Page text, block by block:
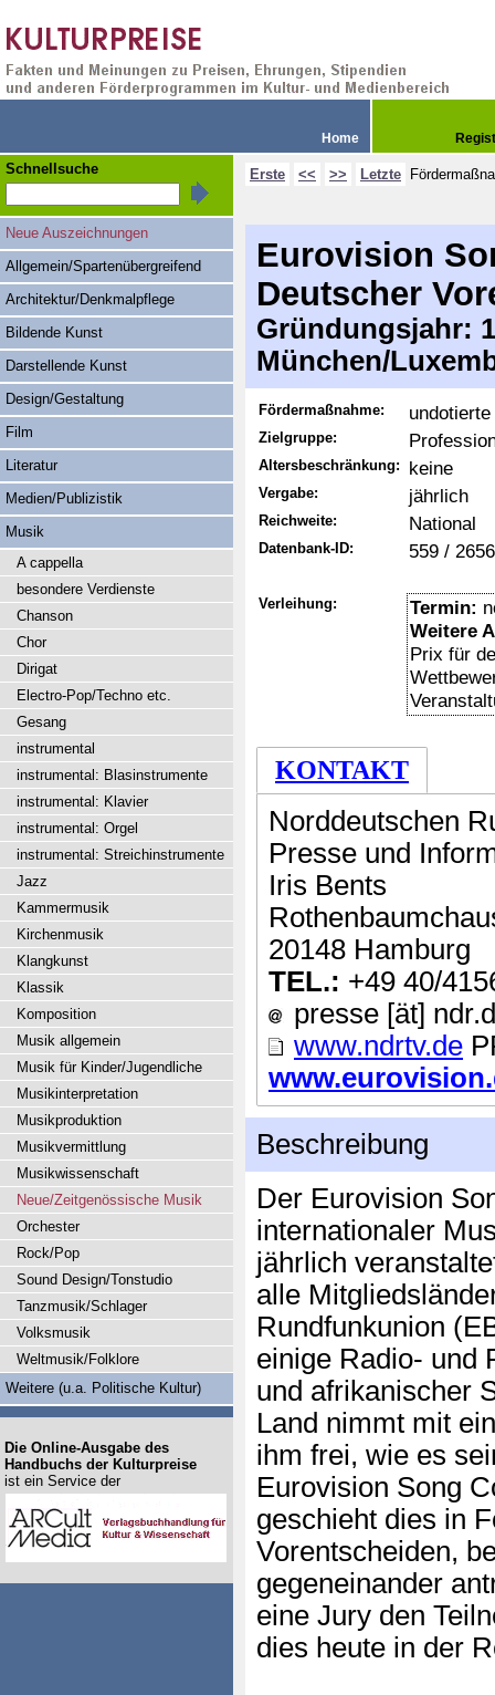
Home
Erste << >> Letzte
Eurovision
Deutscher
Gründungsjahr:
München/
Fördermaßnahme:
Zielgruppe:
Altersbeschränkung: keine
Vergabe: jährlich
Reichweite: National
Datenbank-ID: 559 / 2656
Verleihung: Termin:
Weitere
Prix für
KONTAKT
Norddeutschen
Presse und
Iris Bents
20148 Hamburg
TEL.: +49 40/
presse [ät]
www.ndrtv.de
Beschreibung
Der Eurovision
internationaler
jährlich
alle
Rundfunkunion
einige Radio- und
und afrikanischer
Land nimmt mit
ihm frei, wie es
Eurovision Song
geschieht dies in
Vorentscheiden,
gegeneinander
eine Jury den
dies heute in der
Schnellsuche
Neue Auszeichnungen
Allgemein/Spartenübergreifend
Architektur/Denkmalpflege
Bildende Kunst
Darstellende Kunst
Design/Gestaltung
Film
Literatur
Medien/Publizistik
Musik
A cappella
besondere Verdienste
Chanson
Chor
Dirigat
Electro-Pop/Techno etc.
Gesang
instrumental
instrumental: Blasinstrumente
instrumental: Klavier
instrumental: Orgel
instrumental: Streichinstrumente
Jazz
Kammermusik
Kirchenmusik
Klangkunst
Klassik
Komposition
Musik allgemein
Musik für Kinder/Jugendliche
Musikinterpretation
Musikproduktion
Musikvermittlung
Musikwissenschaft
Neue/Zeitgenössische Musik
Orchester
Rock/Pop
Sound Design/Tonstudio
Tanzmusik/Schlager
Volksmusik
Weltmusik/Folklore
Weitere (u.a. Politische Kultur)
Die Online-Ausgabe des
Handbuchs der Kulturpreise
ist ein Service der